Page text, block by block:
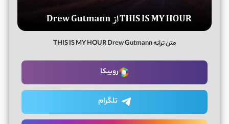
متن ترانه THIS IS MY HOUR Drew Gutmann
روبیکا
تلگرام